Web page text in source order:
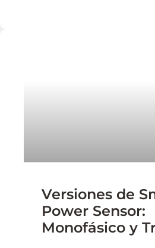
Versiones de
Power Sensor:
Monofásico y